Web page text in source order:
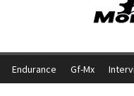
Endurance Gf-Mx